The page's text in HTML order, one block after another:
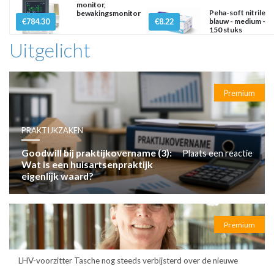
€784.30
monitor,
bewakingsmonitor
€8.22
Peha-soft nitrile
blauw - medium -
150 stuks
Uitgelicht
Premium
PRAKTIJKZAKEN
Goodwill bij praktijkovername (3):
Wat is een huisartsenpraktijk
eigenlijk waard?
Plaats een reactie
Premium
LHV-voorzitter Tasche nog steeds verbijsterd over de nieuwe